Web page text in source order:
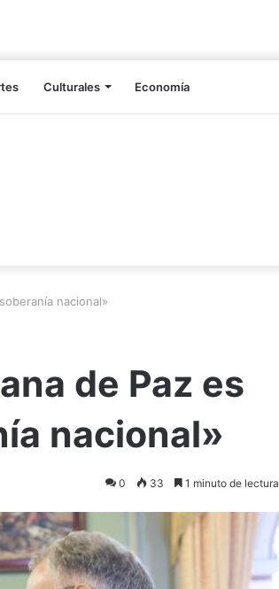
Culturales Economía
nacional»
de Paz es
nacional»
0 33 1 minuto de lectura